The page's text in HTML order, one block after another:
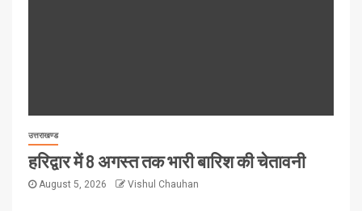
उत्तराखण्ड
हरिद्वार में 8 अगस्त तक भारी बारिश की चेतावनी
August 5, 2026 Vishul Chauhan